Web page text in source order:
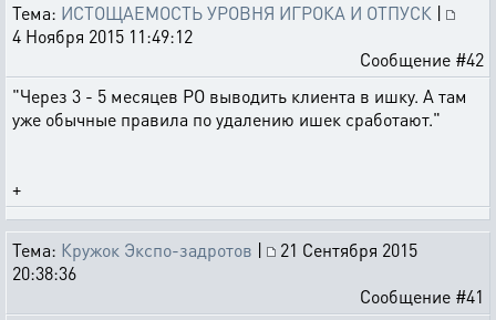
Тема: ИСТОЩАЕМОСТЬ УРОВНЯ ИГРОКА И ОТПУСК |
4 Ноября 2015 11:49:12
Сообщение #42
"Через 3 - 5 месяцев РО выводить клиента в ишку. А там
уже обычные правила по удалению ишек сработают."
+
Тема: Кружок Экспо-задротов |
21 Сентября 2015
20:38:36
Сообщение #41